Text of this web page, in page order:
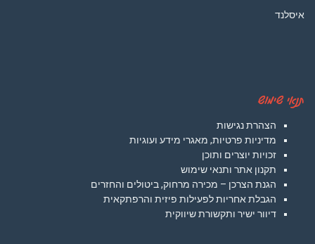
איסלנד
תנאי שימוש
הצהרת נגישות
מדיניות פרטיות, מאגרי מידע ועוגיות
זכויות יוצרים ותוכן
תקנון אתר ותנאי שימוש
הגנת הצרכן – מכירה מרחוק, ביטולים והחזרים
הגבלת אחריות לפעילות פיזית והרפתקאית
דיוור ישיר ותקשורת שיווקית